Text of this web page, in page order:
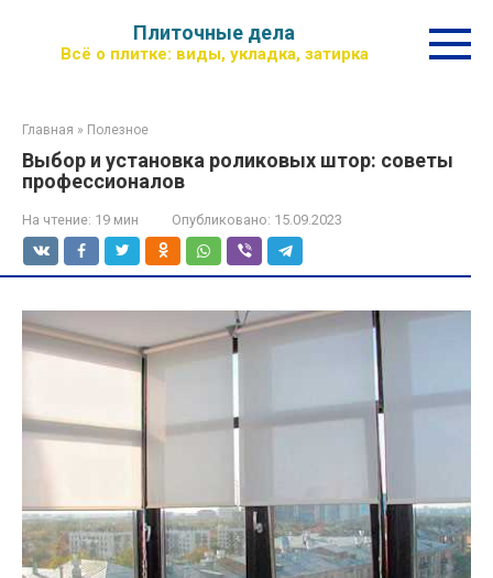
контенту
Плиточные дела
Всё о плитке: виды, укладка, затирка
Главная » Полезное
Выбор и установка роликовых штор: советы
профессионалов
На чтение: 19 мин Опубликовано: 15.09.2023